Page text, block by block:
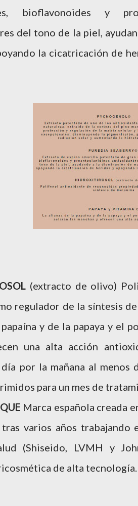
bioflavonoides y
del tono de la piel,
la cicatricación de
(extracto de olivo)
regulador de la síntesis
y de la papaya y el
una alta acción
por la mañana al menos
para un mes de
Marca española creada
tras varios años
(Shiseido, LVMH y
de alta tecnología.